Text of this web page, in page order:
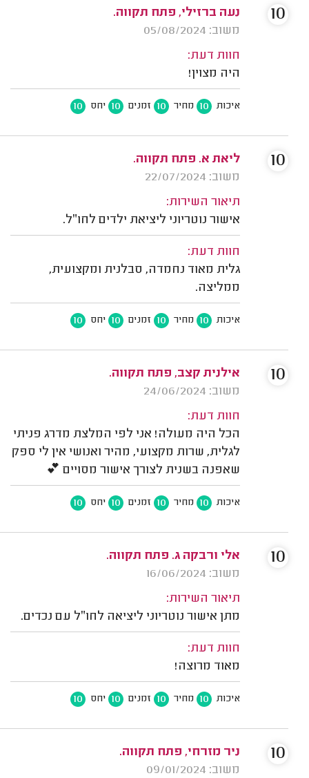
נעה ברזילי, פתח תקווה.
משוב: 05/08/2024
חוות דעת:
היה מצוין!
איכות 10 מחיר 10 זמנים 10 יחס 10
10
ליאת א. פתח תקווה.
משוב: 22/07/2024
תיאור השירות:
אישור נוטריוני ליציאת ילדים לחו״ל.
חוות דעת:
גלית מאוד נחמדה, סבלנית ומקצועית,
ממליצה.
איכות 10 מחיר 10 זמנים 10 יחס 10
10
אילנית קצב, פתח תקווה.
משוב: 24/06/2024
חוות דעת:
הכל היה מעולה! אני לפי המלצת מדרג פניתי
לגלית, שרות מקצועי, מהיר ואנושי אין לי ספק
שאפנה בשנית לצורך אישור מסויים 💕
איכות 10 מחיר 10 זמנים 10 יחס 10
10
אלי ורבקה ג. פתח תקווה.
משוב: 16/06/2024
תיאור השירות:
מתן אישור נוטריוני ליציאה לחו״ל עם נכדים.
חוות דעת:
מאוד מרוצה!
איכות 10 מחיר 10 זמנים 10 יחס 10
10
ניר מזרחי, פתח תקווה.
משוב: 09/01/2024
10